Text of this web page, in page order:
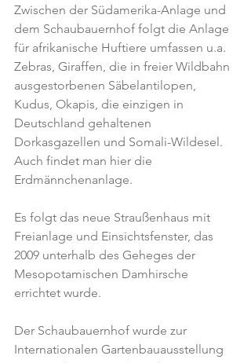
Zwischen der Südamerika-Anlage und
dem Schaubauernhof folgt die Anlage
für afrikanische Huftiere umfassen u.a.
Zebras, Giraffen, die in freier Wildbahn
ausgestorbenen Säbelantilopen,
Kudus, Okapis, die einzigen in
Deutschland gehaltenen
Dorkasgazellen und Somali-Wildesel.
Auch findet man hier die
Erdmännchenanlage.
Es folgt das neue Straußenhaus mit
Freianlage und Einsichtsfenster, das
2009 unterhalb des Geheges der
Mesopotamischen Damhirsche
errichtet wurde.
Der Schaubauernhof wurde zur
Internationalen Gartenbauausstellung